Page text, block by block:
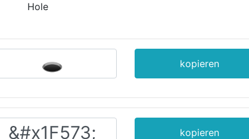
Hole
kopieren
kopieren